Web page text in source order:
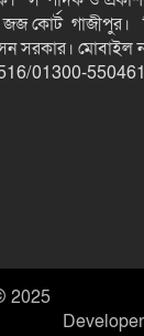
কোর্ট গাজীপুর।
সরকার। মোবাইল
01300-550461
2025